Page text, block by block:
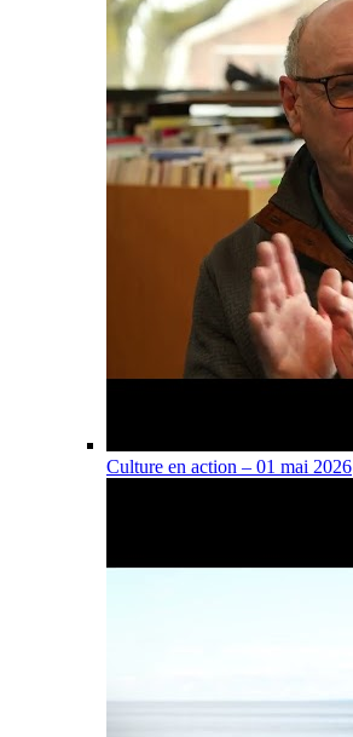
Culture en action – 01 mai 2026